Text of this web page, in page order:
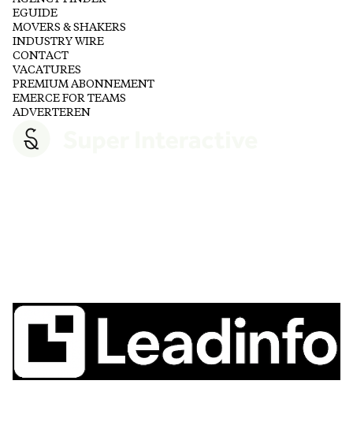
EGUIDE
MOVERS & SHAKERS
INDUSTRY WIRE
CONTACT
VACATURES
PREMIUM ABONNEMENT
EMERCE FOR TEAMS
ADVERTEREN